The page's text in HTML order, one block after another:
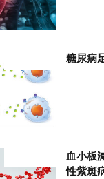
糖尿病
血小板
性紫斑